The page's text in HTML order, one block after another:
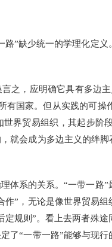
”缺少统一的学理化定义
，应明确它具有多边
有国家。但从实践的可
界贸易组织，其起步
就会成为多边主义的绊
系的关系。“一带一路”
作”，无论是像世界贸易
规则”。看上去两者殊
了“一带一路”能够与现